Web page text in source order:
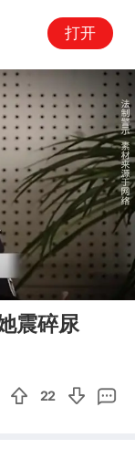
打开
震碎尿
22